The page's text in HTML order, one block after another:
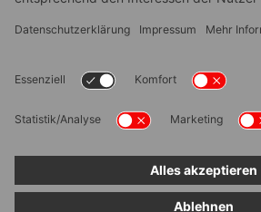
Bestellvorgang|Impressum|
Barrierefreiheit